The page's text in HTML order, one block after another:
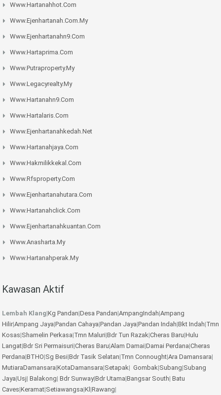
Www.hartanahhot.com
Www.ejenhartanah.com.my
Www.ejenhartanahn9.com
Www.hartaprima.com
Www.putraproperty.my
Www.legacyrealty.my
Www.hartanahn9.com
Www.hartalaris.com
Www.ejenhartanahkedah.net
Www.hartanahjaya.com
Www.hakmilikkekal.com
Www.rfsproperty.com
Www.ejenhartanahutara.com
Www.hartanahclick.com
Www.ejenhartanahkuantan.com
Www.anasharta.my
Www.hartanahperak.my
Kawasan Aktif
Lembah Klang|Kg Pandan|Desa Pandan|AmpangIndah|Ampang
Hilir|Ampang Jaya|Pandan Cahaya|Pandan Jaya|Pandan Indah|Bkt Indah|Tmn
Kosas|Shamelin Perkasa|Tmn Maluri|Bdr Tun Razak|Cheras Baru|Hulu
Langat|Bdr Sri Permaisuri|Cheras Baru|Alam Damai|Damai Perdana|Cheras
Perdana|BTHO|Sg Besi|Bdr Tasik Selatan|Tmn Connought|Ara Damansara|
MutiaraDamansara|KotaDamansara|Setapak| Gombak|Subang|Subang
Jaya|Usj| Balakong| Bdr Sunway|Bdr Utama|Bangsar South| Batu
Caves|Keramat|Setiawangsa|Kl |Rawang|